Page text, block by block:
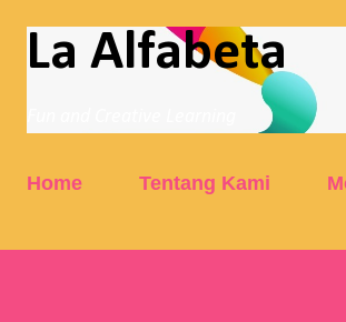
Skip to main content
La Alfabeta
Home Tentang Kami